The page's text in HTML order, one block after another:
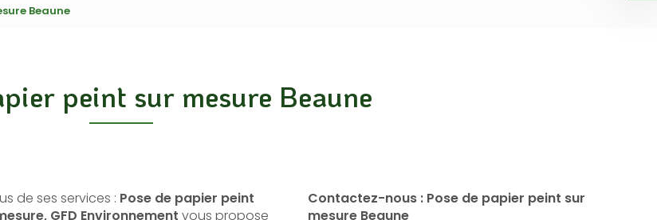
Beaune
peint sur mesure Beaune
de ses services : Pose de papier peint
GFD Environnement vous propose
Contactez-nous : Pose de papier peint sur
mesure Beaune